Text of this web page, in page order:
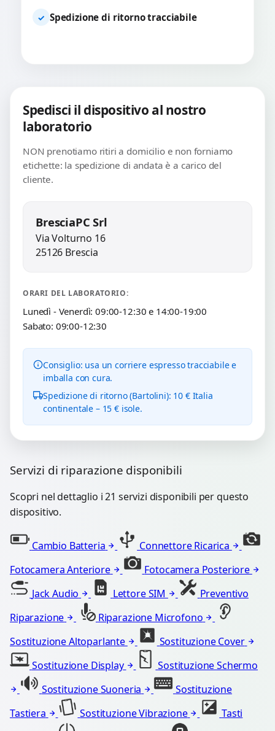
✓ Spedizione di ritorno tracciabile
Spedisci il dispositivo al nostro
laboratorio
NON prenotiamo ritiri a domicilio e non forniamo
etichette: la spedizione di andata è a carico del
cliente.
BresciaPC Srl
Via Volturno 16
25126 Brescia
ORARI DEL LABORATORIO:
Lunedì - Venerdì: 09:00-12:30 e 14:00-19:00
Sabato: 09:00-12:30
Consiglio: usa un corriere espresso tracciabile e
imballa con cura.
Spedizione di ritorno (Bartolini): 10 € Italia
continentale – 15 € isole.
Servizi di riparazione disponibili
Scopri nel dettaglio i 21 servizi disponibili per questo
dispositivo.
Cambio Batteria
Connettore Ricarica
Fotocamera Anteriore
Fotocamera Posteriore
Jack Audio
Lettore SIM
Preventivo
Riparazione
Riparazione Microfono
Sostituzione Altoparlante
Sostituzione Cover
Sostituzione Display
Sostituzione Schermo
Sostituzione Suoneria
Sostituzione
Tastiera
Sostituzione Vibrazione
Tasti